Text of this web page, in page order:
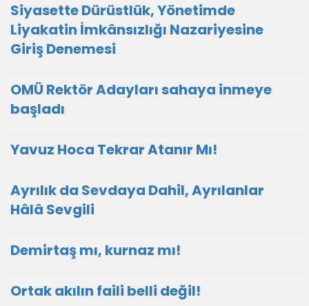
Siyasette Dürüstlük, Yönetimde
Liyakatin İmkânsızlığı Nazariyesine
Giriş Denemesi
OMÜ Rektör Adayları sahaya inmeye
başladı
Yavuz Hoca Tekrar Atanır Mı!
Ayrılık da Sevdaya Dahil, Ayrılanlar
Hâlâ Sevgili
Demirtaş mı, kurnaz mı!
Ortak akılın faili belli değil!